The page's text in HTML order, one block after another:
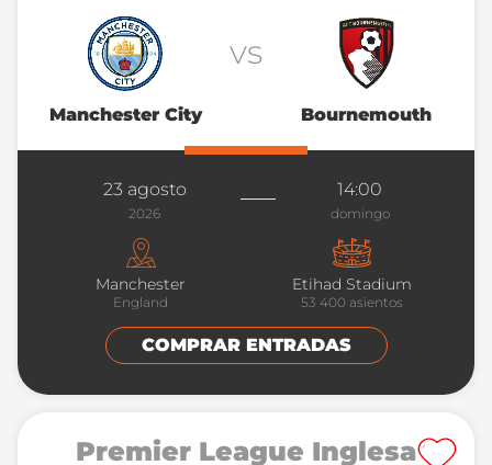
Manchester City
vs
Bournemouth
23 agosto
2026
14:00
domingo
Manchester
England
Etihad Stadium
53 400 asientos
COMPRAR ENTRADAS
Premier League Inglesa